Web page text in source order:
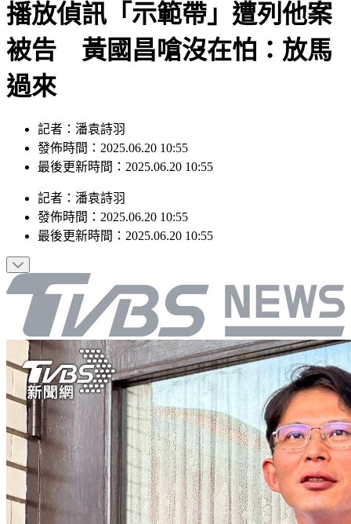
播放偵訊「示範帶」遭列他案
被告 黃國昌嗆沒在怕：放馬
過來
記者：潘袁詩羽
發佈時間：2025.06.20 10:55
最後更新時間：2025.06.20 10:55
記者 ： 潘袁詩羽
發佈時間： 2025.06.20 10:55
最後更新時間： 2025.06.20 10:55